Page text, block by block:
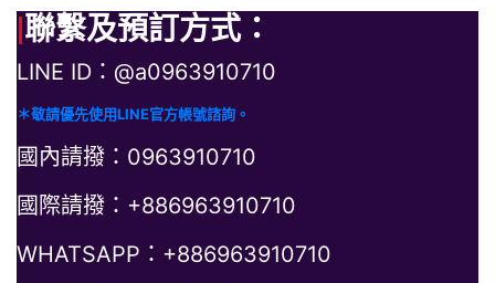
|聯繫及預訂方式：
LINE ID：@a0963910710
＊敬請優先使用LINE官方帳號諮詢。
國內請撥：0963910710
國際請撥：+886963910710
WHATSAPP：+886963910710